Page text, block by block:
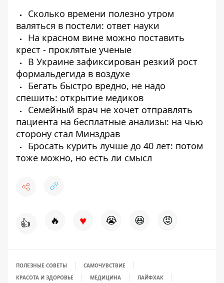
Сколько времени полезно утром
валяться в постели: ответ науки
На красном вине можно поставить
крест - проклятые ученые
В Украине зафиксирован резкий рост
формальдегида в воздухе
Бегать быстро вредно, не надо
спешить: открытие медиков
Семейный врач не хочет отправлять
пациента на бесплатные анализы: на чью
сторону стал Минздрав
Бросать курить лучше до 40 лет: потом
тоже можно, но есть ли смысл
👍 🔥 ♥ 😭 😆 😡
ПОЛЕЗНЫЕ СОВЕТЫ
САМОЧУВСТВИЕ
КРАСОТА И ЗДОРОВЬЕ
МЕДИЦИНА
ЛАЙФХАК